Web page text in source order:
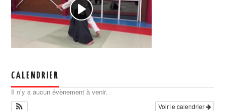
CALENDRIER
Il n’y a aucun évènement à venir.
Voir le calendrier